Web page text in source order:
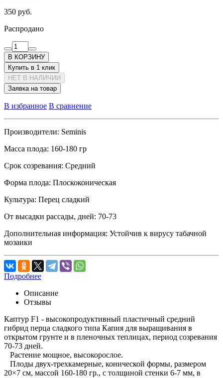
350 руб.
Распродано
В КОРЗИНУ
Купить в 1 клик
НЕТ В НАЛИЧИИ
Заявка на товар
В избранное В сравнение
Производители: Seminis
Масса плода: 160-180 гр
Срок созревания: Средний
Форма плода: Плоскоконическая
Культура: Перец сладкий
От высадки рассады, дней: 70-73
Дополнительная информация: Устойчив к вирусу табачной
мозаики
Подробнее
Описание
Отзывы
Каптур F1 - высокопродуктивный пластичный средний
гибрид перца сладкого типа Капия для выращивания в
открытом грунте и в пленочных теплицах, период созревания
70-73 дней.
Растение мощное, высокорослое.
Плоды двух-трехкамерные, конической формы, размером
20×7 см, массой 160-180 гр., с толщиной стенки 6-7 мм, в